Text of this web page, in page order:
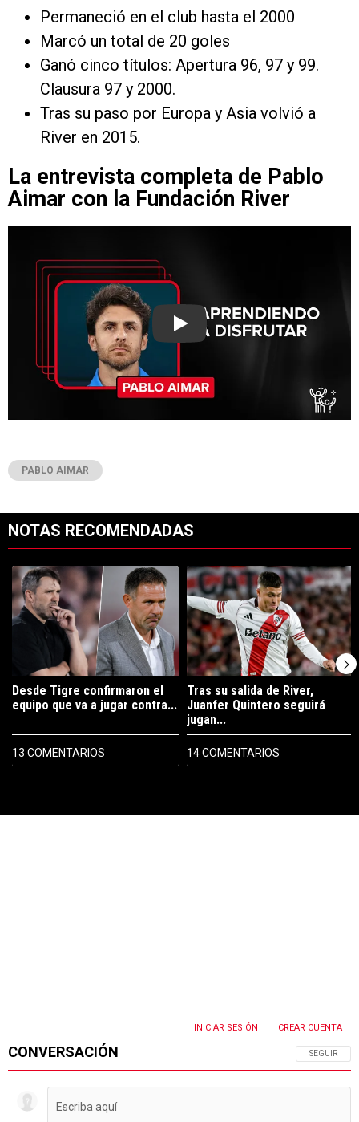
Permaneció en el club hasta el 2000
Marcó un total de 20 goles
Ganó cinco títulos: Apertura 96, 97 y 99.
Clausura 97 y 2000.
Tras su paso por Europa y Asia volvió a
River en 2015.
La entrevista completa de Pablo
Aimar con la Fundación River
Play
PABLO AIMAR
NOTAS RECOMENDADAS
Un artículo de tendencia con el título "Desde Tigre confirmaron el
Desde Tigre confirmaron el
equipo que va a jugar contra...
13 COMENTARIOS
Un artículo de tendencia con el
Tras su salida de River,
Juanfer Quintero seguirá
jugan...
14 COMENTARIOS
CONVERSACIÓN SIGA ESTA
SEGUIR
INICIAR SESIÓN | CREAR CUENTA